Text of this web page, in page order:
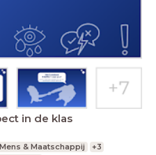
in de klas
Mens & Maatschappij
+3